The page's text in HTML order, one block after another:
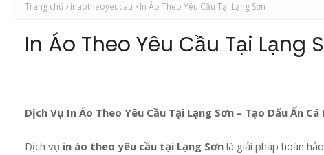
Trang chủ inaotheoyeucau In Áo Theo Yêu Cầu Tại Lạng Sơn
In Áo Theo Yêu Cầu Tại Lạng
Dịch Vụ In Áo Theo Yêu Cầu Tại Lạng Sơn – Tạo Dấu Ấn
Dịch vụ in áo theo yêu cầu tại Lạng Sơn là giải pháp hoàn